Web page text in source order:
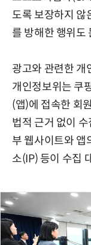
도록 보장하지 않
를 방해한 행위도
광고와 관련한 개
개인정보위는 쿠
(앱)에 접속한 회
법적 근거 없이
부 웹사이트와 앱
소(IP) 등이 수집